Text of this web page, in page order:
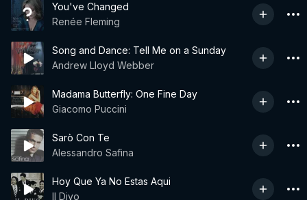
You've Changed
Renée Fleming
Song and Dance: Tell Me on a Sunday
Andrew Lloyd Webber
Madama Butterfly: One Fine Day
Giacomo Puccini
Sarò Con Te
Alessandro Safina
Hoy Que Ya No Estas Aqui
Il Divo